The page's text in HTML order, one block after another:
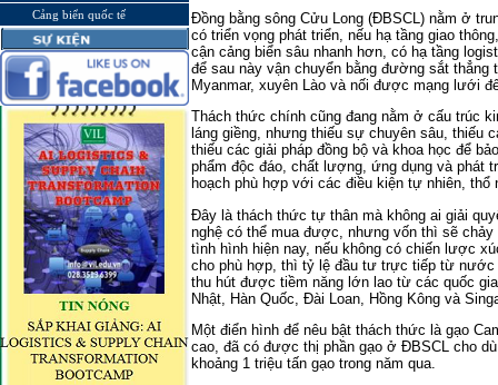
Cảng biển quốc tế
Đồng bằng sông Cửu Long (ĐBSCL) nằm ở
có triển vọng phát triển, nếu hạ tầng giao
cận cảng biển sâu nhanh hơn, có hạ tầng
để sau này vận chuyển bằng đường sắt thẳng
Myanmar, xuyên Lào và nối được mạng lưới
Thách thức chính cũng đang nằm ở cấu trúc
láng giềng, nhưng thiếu sự chuyên sâu, thiếu
thiếu các giải pháp đồng bộ và khoa học để
phẩm độc đáo, chất lượng, ứng dụng và phát
hoạch phù hợp với các điều kiện tự nhiên,
Đây là thách thức tự thân mà không ai giải
nghệ có thể mua được, nhưng vốn thì sẽ
tình hình hiện nay, nếu không có chiến lược
cho phù hợp, thì tỷ lệ đầu tư trực tiếp từ nước
thu hút được tiềm năng lớn lao từ các quốc
Nhật, Hàn Quốc, Đài Loan, Hồng Kông và
Một điển hình để nêu bật thách thức là gạo
cao, đã có được thị phần gạo ở ĐBSCL cho
khoảng 1 triệu tấn gạo trong năm qua.